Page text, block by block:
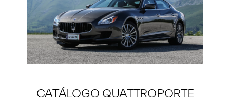
CATÁLOGO QUATTROPORTE